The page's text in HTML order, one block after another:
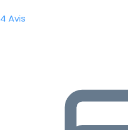
4 Avis